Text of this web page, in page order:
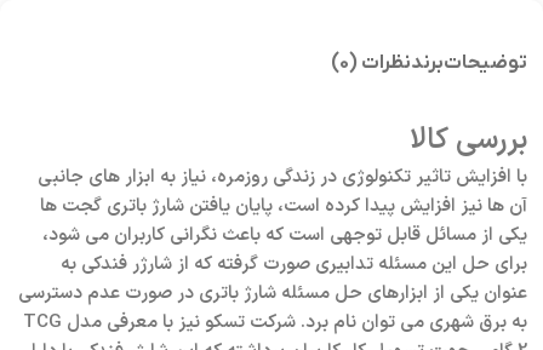
توضیحاتبرندنظرات (0)
بررسی کالا
با افزایش تاثیر تکنولوژی در زندگی روزمره، نیاز به ابزار های جانبی
آن ها نیز افزایش پیدا کرده است، پایان یافتن شارژ باتری گجت ها
یکی از مسائل قابل توجهی است که باعث نگرانی کاربران می شود،
برای حل این مسئله تدابیری صورت گرفته که از شارژر فندکی به
عنوان یکی از ابزارهای حل مسئله شارژ باتری در صورت عدم دسترسی
به برق شهری می توان نام برد. شرکت تسکو نیز با معرفی مدل TCG